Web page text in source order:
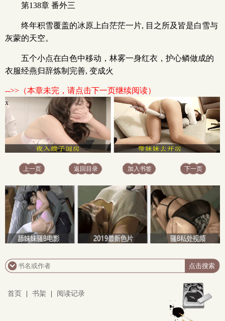
第138章 番外三
终年积雪覆盖的冰原上白茫茫一片, 目之所及皆是白雪与
灰蒙的天空。
五个小点在白色中移动，林雾一身红衣，护心鳞做成的
衣服经燕归辞炼制完善, 变成火
-->>（本章未完，请点击下一页继续阅读）
x
上一页 返回目录 加入书签 下一页
x
首页 书架 阅读记录